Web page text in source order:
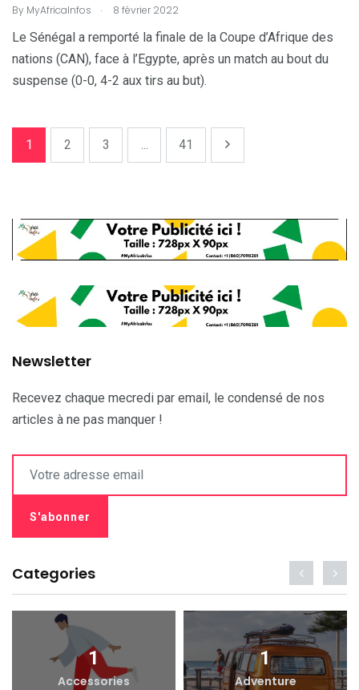
By MyAfricaInfos . 8 février 2022
Le Sénégal a remporté la finale de la Coupe d’Afrique des
nations (CAN), face à l’Egypte, après un match au bout du
suspense (0-0, 4-2 aux tirs au but).
1 2 3 ... 41
Newsletter
Recevez chaque mecredi par email, le condensé de nos
articles à ne pas manquer !
Categories
1
Accessories
1
Adventure